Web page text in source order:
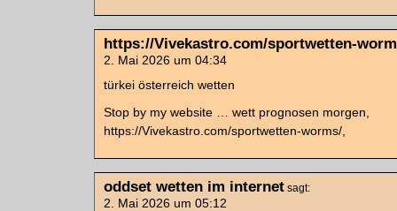
https://Vivekastro.com/sportwetten-
2. Mai 2026 um 04:34
türkei österreich wetten
Stop by my website … wett prognosen morgen,
https://Vivekastro.com/sportwetten-worms/,
oddset wetten im internet sagt:
2. Mai 2026 um 05:12